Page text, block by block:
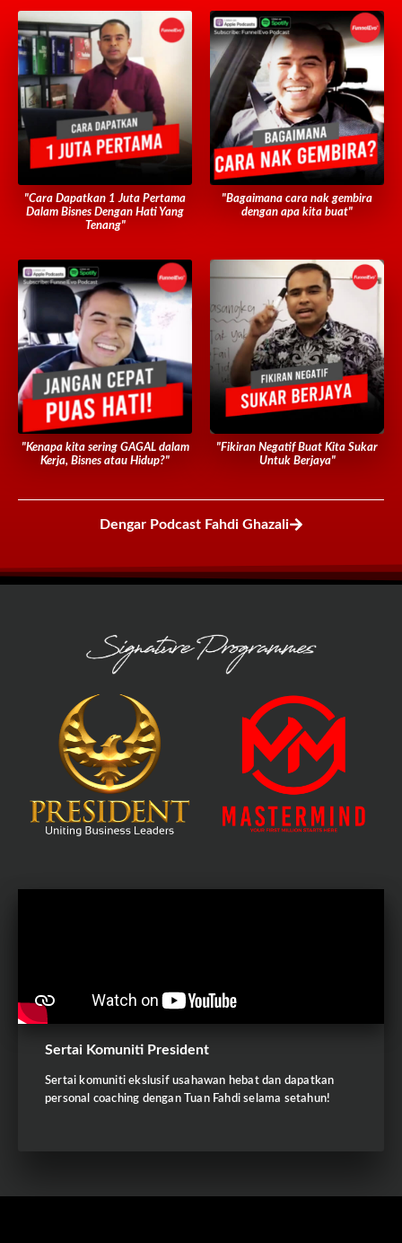
"Cara Dapatkan 1 Juta Pertama
Dalam Bisnes Dengan Hati Yang
Tenang"
"Bagaimana cara nak gembira
dengan apa kita buat"
"Kenapa kita sering GAGAL dalam
Kerja, Bisnes atau Hidup?"
"Fikiran Negatif Buat Kita Sukar
Untuk Berjaya"
Dengar Podcast Fahdi Ghazali
Sertai Komuniti President
Sertai komuniti ekslusif usahawan hebat dan dapatkan
personal coaching dengan Tuan Fahdi selama setahun!